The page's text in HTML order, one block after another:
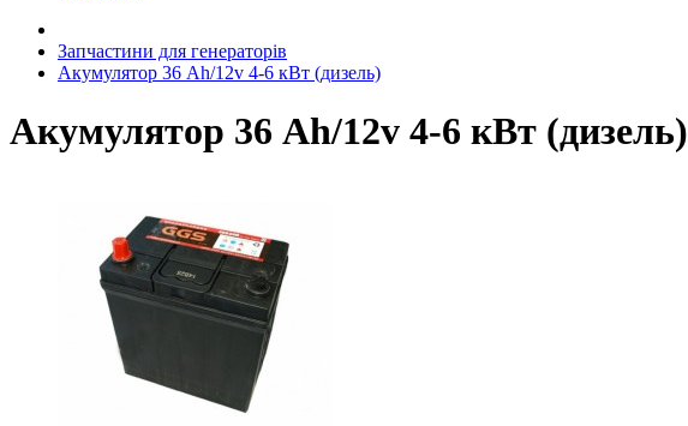
Запчастини для генераторів
Акумулятор 36 Аh/12v 4-6 кВт (дизель)
Акумулятор 36 Аh/12v 4-6 кВт (дизель)